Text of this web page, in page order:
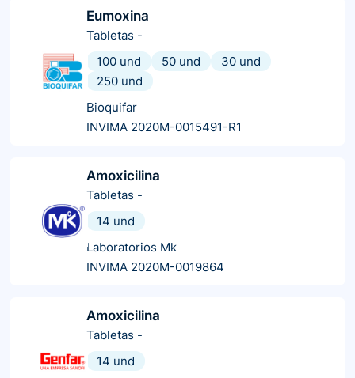
Eumoxina
Tabletas -
100 und
50 und
30 und
250 und
Bioquifar
INVIMA 2020M-0015491-R1
Amoxicilina
Tabletas -
14 und
Laboratorios Mk
INVIMA 2020M-0019864
Amoxicilina
Tabletas -
14 und